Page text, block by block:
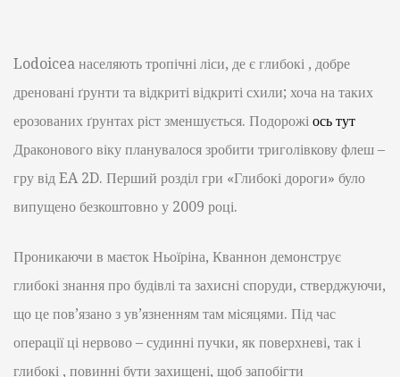
Lodoicea населяють тропічні ліси, де є глибокі , добре
дреновані ґрунти та відкриті відкриті схили; хоча на таких
ерозованих ґрунтах ріст зменшується. Подорожі ось тут
Драконового віку планувалося зробити триголівкову флеш –
гру від EA 2D. Перший розділ гри «Глибокі дороги» було
випущено безкоштовно у 2009 році.
Проникаючи в маєток Ньоїріна, Кваннон демонструє
глибокі знання про будівлі та захисні споруди, стверджуючи,
що це пов’язано з ув’язненням там місяцями. Під час
операції ці нервово – судинні пучки, як поверхневі, так і
глибокі , повинні бути захищені, щоб запобігти